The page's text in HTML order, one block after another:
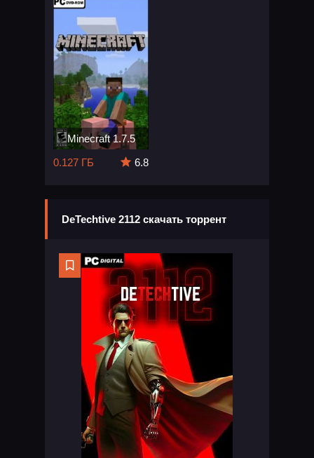
Minecraft 1.7.5
0.127 ГБ
6.8
DeTechtive 2112 скачать торрент